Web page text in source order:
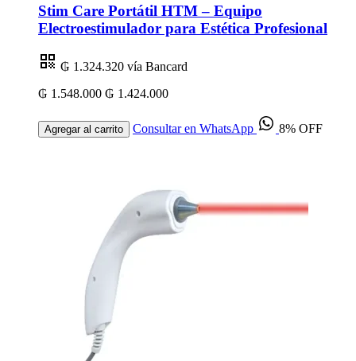
Stim Care Portátil HTM – Equipo
Electroestimulador para Estética Profesional
₲ 1.324.320 vía Bancard
₲ 1.548.000 ₲ 1.424.000
Agregar al carrito Consultar en WhatsApp 8% OFF